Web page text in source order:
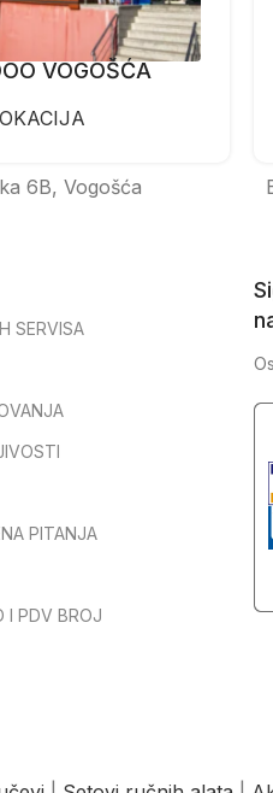
VOGOŠĆA
6B, Vogošća
SERVISA
PITANJA
I PDV BROJ